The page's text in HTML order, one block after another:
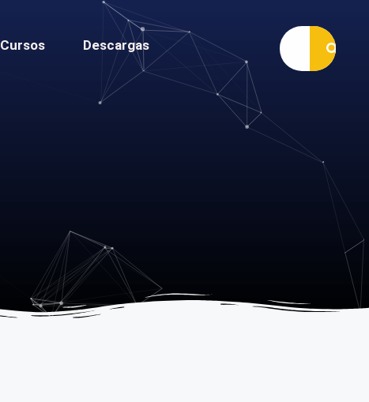
Cursos Descargas